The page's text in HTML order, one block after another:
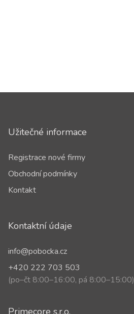
Užitečné informace
Registrace nové firmy
Obchodní podmínky
Kontakt
Kontaktní údaje
info@pobocka.cz
+420 222 703 503
(po–čt 8:00–16:00, pá 8:00–15:00)
Primecore s.r.o.